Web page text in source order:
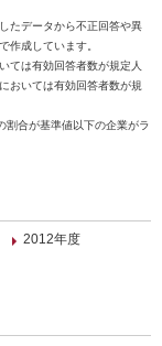
たデータから不正回答や異
作成しています。
ては有効回答者数が規定人
おいては有効回答者数が規
合が基準値以下の企業がラ
2012年度